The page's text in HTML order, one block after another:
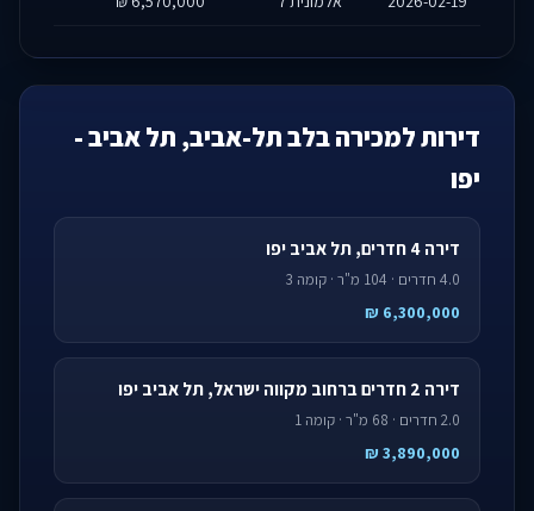
דירות למכירה בלב תל-אביב, תל אביב -
יפו
דירה 4 חדרים, תל אביב יפו
4.0 חדרים · 104 מ"ר · קומה 3
6,300,000 ₪
דירה 2 חדרים ברחוב מקווה ישראל, תל אביב יפו
2.0 חדרים · 68 מ"ר · קומה 1
3,890,000 ₪